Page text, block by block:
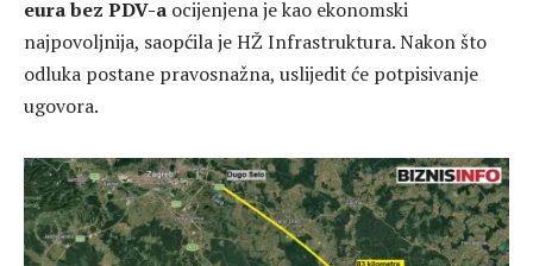
eura bez PDV-a ocijenjena je kao ekonomski
najpovoljnija, saopćila jeHŽ Infrastruktura. Nakon što
odluka postane pravosnažna, uslijedit će potpisivanje
ugovora.